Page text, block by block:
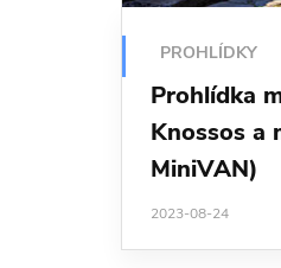
PROHLÍDKY
Prohlídka
Knossos a
MiniVAN)
2023-08-24